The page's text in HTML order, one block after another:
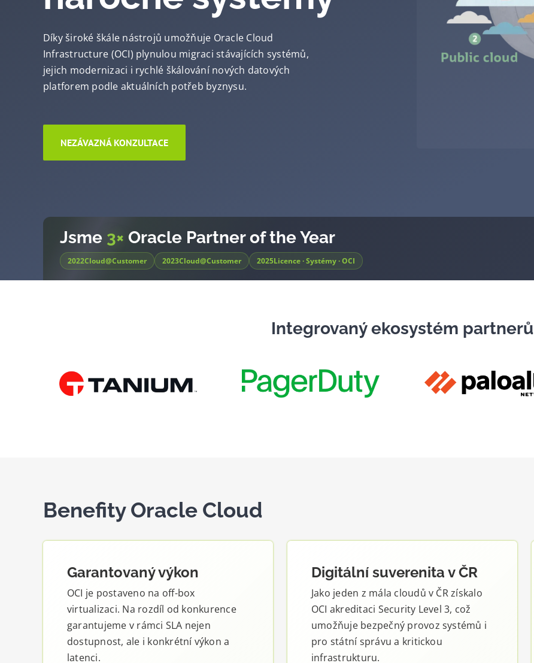
Díky široké škále nástrojů umožňuje Oracle Cloud
Infrastructure (OCI) plynulou migraci stávajících systémů,
jejich modernizaci i rychlé škálování nových datových
platforem podle aktuálních potřeb byznysu.
NEZÁVAZNÁ KONZULTACE
Jsme 3× Oracle Partner of the Year
2022Cloud@Customer 2023Cloud@Customer 2025Licence · Systémy · OCI
Integrovaný ekosystém partnerů
Benefity Oracle Cloud
Garantovaný výkon
OCI je postaveno na off-box
virtualizaci. Na rozdíl od konkurence
garantujeme v rámci SLA nejen
dostupnost, ale i konkrétní výkon a
latenci.
Digitální suverenita v ČR
Jako jeden z mála cloudů v ČR získalo
OCI akreditaci Security Level 3, což
umožňuje bezpečný provoz systémů i
pro státní správu a kritickou
infrastrukturu.